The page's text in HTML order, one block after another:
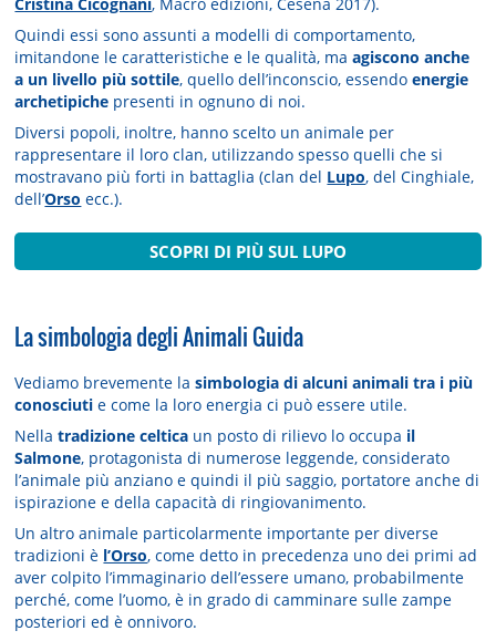
Quindi essi sono assunti a modelli di comportamento,
imitandone le caratteristiche e le qualità, maagiscono anche
a un livello più sottile, quello dell’inconscio, essendoenergie
archetipiche presenti in ognuno di noi.
Diversi popoli, inoltre, hanno scelto un animale per
rappresentare il loro clan, utilizzando spesso quelli che si
mostravano più forti in battaglia (clan del Lupo, del Cinghiale,
dell’Orso ecc.).
SCOPRI DI PIÙ SUL LUPO
La simbologia degli Animali Guida
Vediamo brevemente lasimbologia di alcuni animali tra i più
conosciuti e come la loro energia ci può essere utile.
Nella tradizione celtica un posto di rilievo lo occupa il
Salmone, protagonista di numerose leggende, considerato
l’animale più anziano e quindi il più saggio, portatore anche di
ispirazione e della capacità di ringiovanimento.
Un altro animale particolarmente importante per diverse
tradizioni è l’Orso, come detto in precedenza uno dei primi ad
aver colpito l’immaginario dell’essere umano, probabilmente
perché, come l’uomo, è in grado di camminare sulle zampe
posteriori ed è onnivoro.